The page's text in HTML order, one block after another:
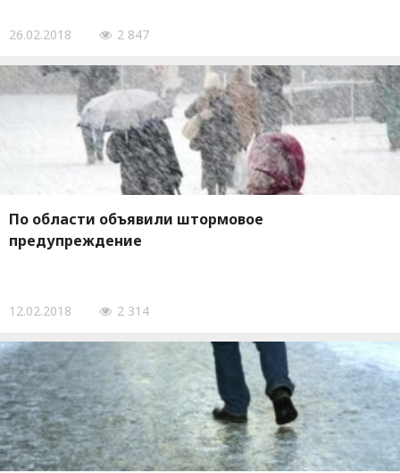
26.02.2018 2 847
По области объявили штормовое
предупреждение
12.02.2018 2 314